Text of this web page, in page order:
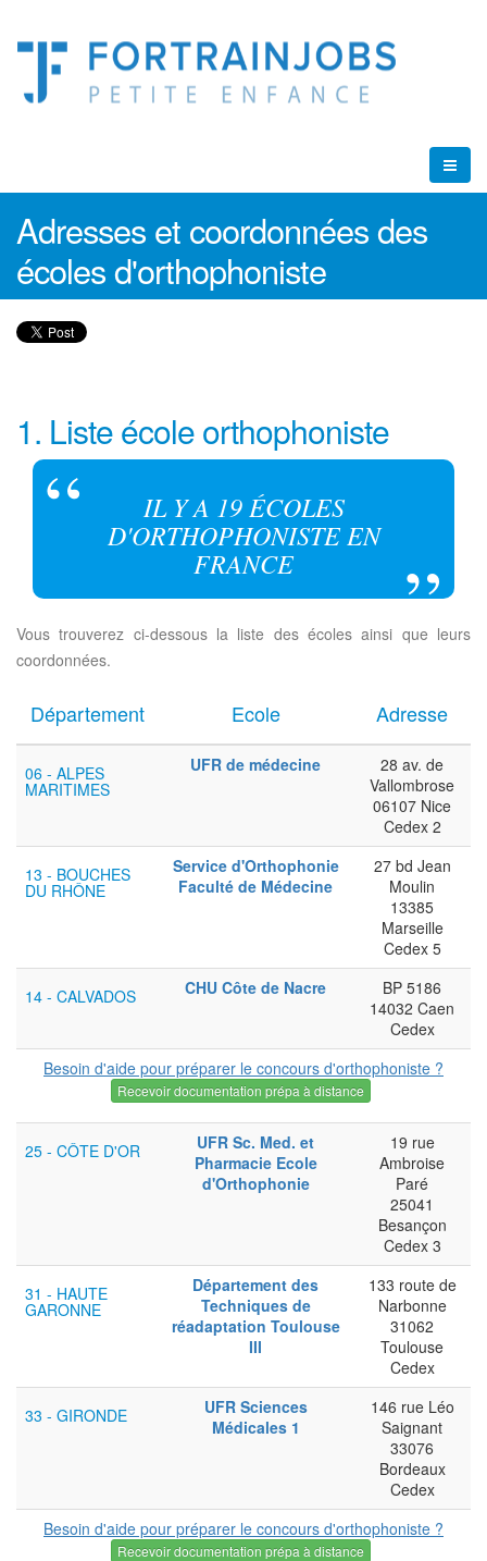
Adresses et coordonnées des
écoles d'orthophoniste
1. Liste école orthophoniste
IL Y A 19 ÉCOLES
D'ORTHOPHONISTE EN
FRANCE
Vous trouverez ci-dessous la liste des écoles ainsi que leurs
coordonnées.
Département Ecole Adresse
06 - ALPES
MARITIMES
UFR de médecine
28 av. de
Vallombrose
06107 Nice
Cedex 2
13 - BOUCHES
DU RHÔNE
Service d'Orthophonie
Faculté de Médecine
27 bd Jean
Moulin
13385
Marseille
Cedex 5
14 - CALVADOS CHU Côte de Nacre
BP 5186
14032 Caen
Cedex
Besoin d'aide pour préparer le concours d'orthophoniste ?
Recevoir documentation prépa à distance
25 - CÔTE D'OR
UFR Sc. Med. et
Pharmacie Ecole
d'Orthophonie
19 rue
Ambroise
Paré
25041
Besançon
Cedex 3
31 - HAUTE
GARONNE
Département des
Techniques de
réadaptation Toulouse
III
133 route de
Narbonne
31062
Toulouse
Cedex
33 - GIRONDE
UFR Sciences
Médicales 1
146 rue Léo
Saignant
33076
Bordeaux
Cedex
Besoin d'aide pour préparer le concours d'orthophoniste ?
Recevoir documentation prépa à distance